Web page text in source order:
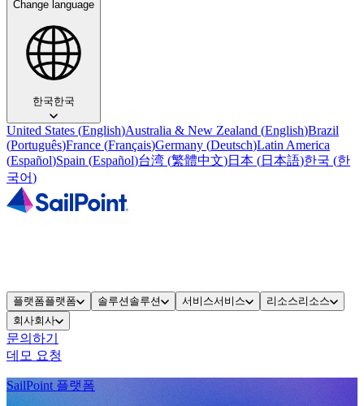
Change language
한국한국
United States (English)Australia & New Zealand (English)Brazil
(Português)France (Français)Germany (Deutsch)Latin America
(Español)Spain (Español)台湾 (繁體中文)日本 (日本語)한국 (한
국어)
플랫폼플랫폼 솔루션 솔루션 서비스서비스 리소스리소스
회사회사
문의하기
데모 요청
SailPoint 플랫폼